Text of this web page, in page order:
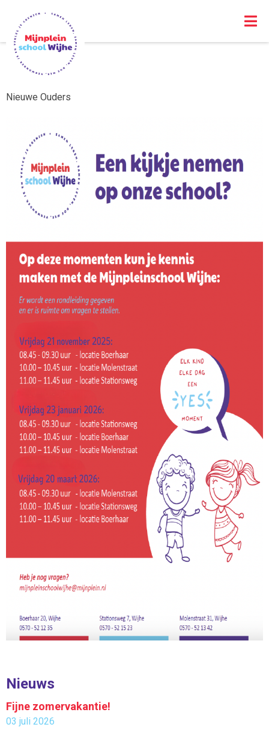
Nieuwe Ouders
Nieuws
Fijne zomervakantie!
03 juli 2026